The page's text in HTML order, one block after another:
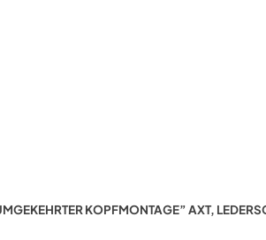
KOPFMONTAGE” AXT,